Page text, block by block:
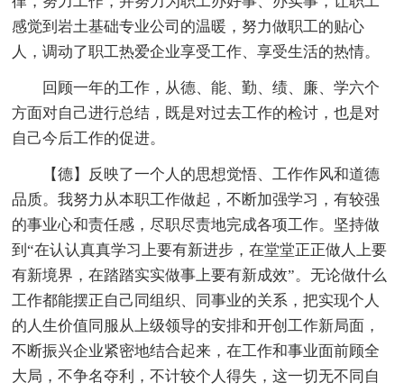
感觉到岩土基础专业公司的温暖，努力做职工的贴心
人，调动了职工热爱企业享受工作、享受生活的热情。
回顾一年的工作，从德、能、勤、绩、廉、学六个
方面对自己进行总结，既是对过去工作的检讨，也是对
自己今后工作的促进。
【德】反映了一个人的思想觉悟、工作作风和道德
品质。我努力从本职工作做起，不断加强学习，有较强
的事业心和责任感，尽职尽责地完成各项工作。坚持做
到“在认认真真学习上要有新进步，在堂堂正正做人上要
有新境界，在踏踏实实做事上要有新成效”。无论做什么
工作都能摆正自己同组织、同事业的关系，把实现个人
的人生价值同服从上级领导的安排和开创工作新局面，
不断振兴企业紧密地结合起来，在工作和事业面前顾全
大局，不争名夺利，不计较个人得失，这一切无不同自